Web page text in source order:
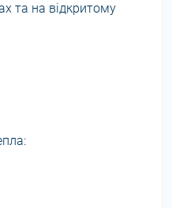
та на відкритому